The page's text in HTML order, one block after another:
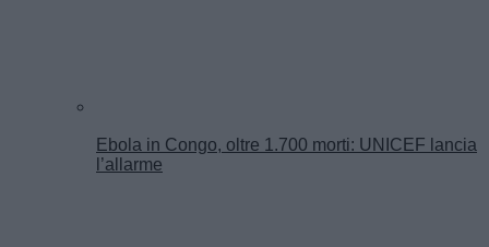
Ebola in Congo, oltre 1.700 morti: UNICEF lancia
l’allarme